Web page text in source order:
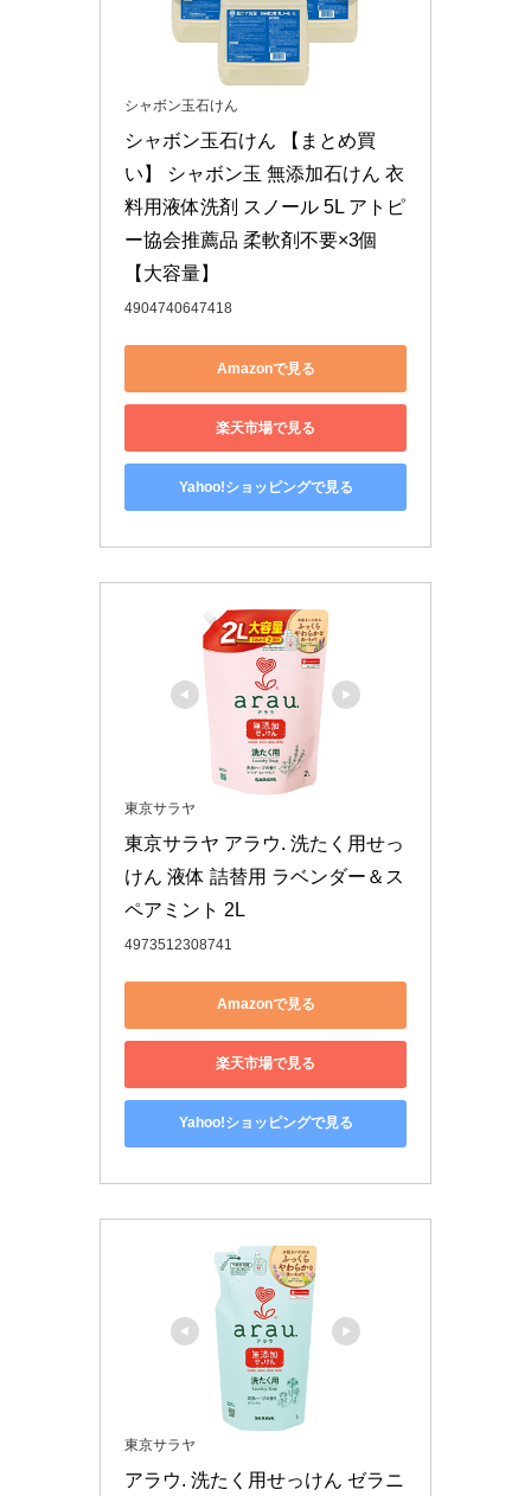
シャボン玉石けん
シャボン玉石けん 【まとめ買
い】 シャボン玉 無添加石けん 衣
料用液体洗剤 スノール 5L アトピ
ー協会推薦品 柔軟剤不要×3個
【大容量】
4904740647418
Amazonで見る
楽天市場で見る
Yahoo!ショッピングで見る
東京サラヤ
東京サラヤ アラウ. 洗たく用せっ
けん 液体 詰替用 ラベンダー＆ス
ペアミント 2L
4973512308741
Amazonで見る
楽天市場で見る
Yahoo!ショッピングで見る
東京サラヤ
アラウ. 洗たく用せっけん ゼラニ